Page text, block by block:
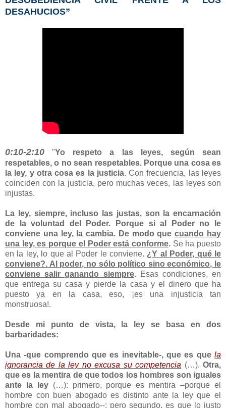
DESAHUCIOS”
0:10-2:10 "Yo respeto a las leyes, según sean
respetables, o no sean respetables. Porque una cosa es
la ley, y otra cosa es la justicia. Con frecuencia, las leyes
coinciden con la justicia, pero muchas veces, las leyes son
injustas.
La ley, siempre, incluso las justas, son la encarnación
de la voluntad del Poder. Porque si al Poder no le
conviene una ley, la cambia. De modo quecuando hay
una ley, es porque el Poder está conforme.Se ha puesto
en la ley, lo que al Poder le conviene. ¿Y al Poder, qué le
conviene?. Al poder, no sólo político sino económico, le
conviene salir ganando siempre.Esas condiciones, en
que entrega su casa y pierde la casa y el dinero que ha
puesto ya en la casa, eso, ¡es una injusticia tan
monstruosa!.
Desde mi punto de vista, la ley se basa en dos
barbaridades:
Una -que comprendo que es inevitable-, que es que la
ignorancia de la ley no excusa su competencia (…). Otra,
que es la mentira de que todos los hombres son iguales
ante la ley(…): primero, porque es mentira –porque el
hombre con buen abogado es distinto ante la ley que el
hombre con mal abogado--; pero segundo, es que lo justo